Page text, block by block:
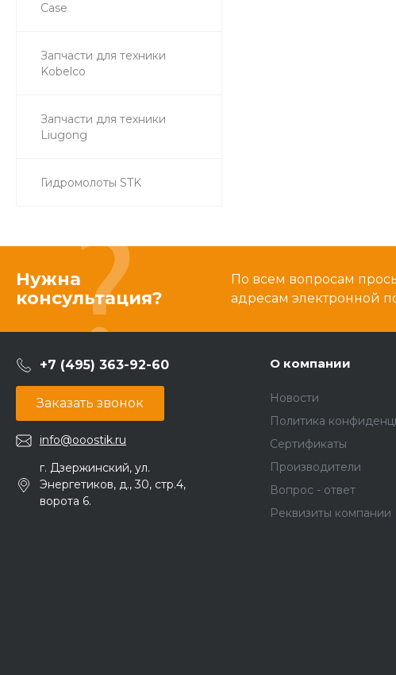
Case
Запчасти для техники
Kobelco
Запчасти для техники
Liugong
Гидромолоты STK
Нужна
консультация?
По всем вопросам
адресам электронной
+7 (495) 363-92-60
Заказать звонок
info@ooostik.ru
г. Дзержинский, ул.
Энергетиков, д., 30, стр.4,
ворота 6.
О компании
Новости
Политика
Сертификаты
Производители
Вопрос - ответ
Реквизиты компании